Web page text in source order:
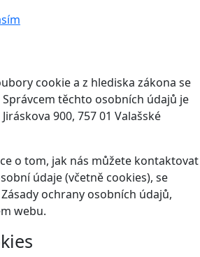
cookie a z hlediska zákona se
těchto osobních údajů je
900, 757 01 Valašské
o tom, jak nás můžete kontaktovat
údaje (včetně cookies), se
ochrany osobních údajů,
webu.